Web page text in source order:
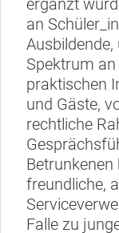
ergänzt
an
Spektrum
praktischen
und Gäste,
rechtliche
freundliche,
Falle zu